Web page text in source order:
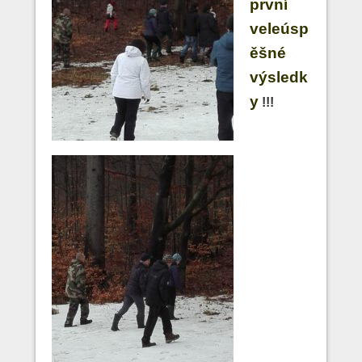
první
veleúsp
ěšné
výsledk
y!!!